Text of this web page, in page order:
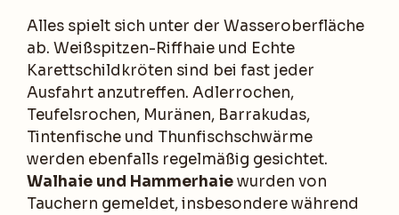
Alles spielt sich unter der Wasseroberfläche
ab. Weißspitzen-Riffhaie und Echte
Karettschildkröten sind bei fast jeder
Ausfahrt anzutreffen. Adlerrochen,
Teufelsrochen, Muränen, Barrakudas,
Tintenfische und Thunfischschwärme
werden ebenfalls regelmäßig gesichtet.
Walhaie und Hammerhaiewurden von
Tauchern gemeldet, insbesondere während